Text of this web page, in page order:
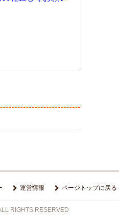
運営情報 ページトップに戻る
RIGHTS RESERVED